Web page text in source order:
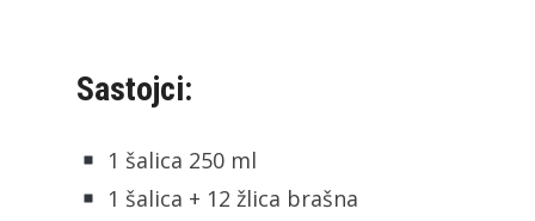
Sastojci:
1 šalica 250 ml
1 šalica + 12 žlica brašna